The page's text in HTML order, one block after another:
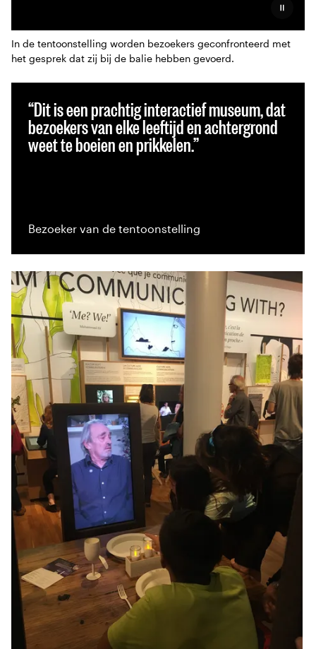
Pauzeer
In de tentoonstelling worden bezoekers geconfronteerd met
het gesprek dat zij bij de balie hebben gevoerd.
Dit is een prachtig interactief museum, dat
bezoekers van elke leeftijd en achtergrond
weet te boeien en prikkelen.
Bezoeker van de tentoonstelling